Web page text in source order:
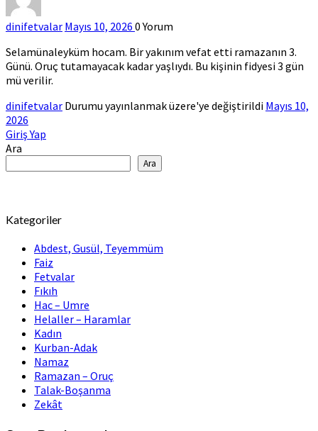
dinifetvalar Mayıs 10, 2026 0Yorum
Selamünaleyküm hocam. Bir yakınım vefat etti ramazanın 3.
Günü. Oruç tutamayacak kadar yaşlıydı. Bu kişinin fidyesi 3 gün
mü verilir.
dinifetvalar Durumu yayınlanmak üzere'ye değiştirildi Mayıs 10,
2026
Giriş Yap
Ara
Ara
Kategoriler
Abdest, Gusül, Teyemmüm
Faiz
Fetvalar
Fıkıh
Hac – Umre
Helaller – Haramlar
Kadın
Kurban-Adak
Namaz
Ramazan – Oruç
Talak-Boşanma
Zekât